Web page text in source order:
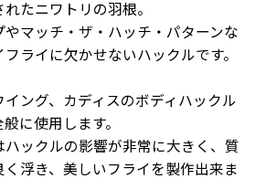
たニワトリの羽根。
マッチ・ザ・ハッチ・パターンな
ライに欠かせないハックルです。
ング、カディスのボディハックル
に使用します。
ハックルの影響が非常に大きく、質
浮き、美しいフライを製作出来ま